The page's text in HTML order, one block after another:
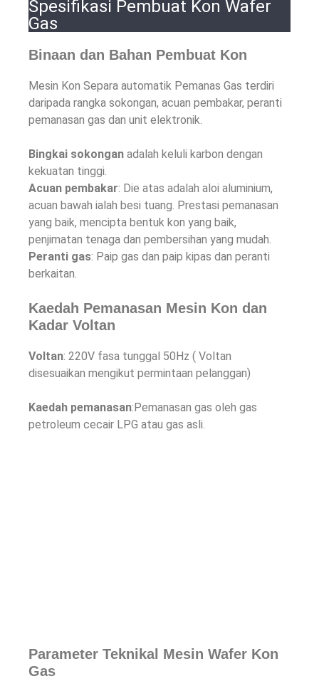
Spesifikasi Pembuat Kon Wafer
Gas
Binaan dan Bahan Pembuat Kon
Mesin Kon Separa automatik Pemanas Gas terdiri
daripada rangka sokongan, acuan pembakar, peranti
pemanasan gas dan unit elektronik.
Bingkai sokongan adalah keluli karbon dengan
kekuatan tinggi.
Acuan pembakar: Die atas adalah aloi aluminium,
acuan bawah ialah besi tuang. Prestasi pemanasan
yang baik, mencipta bentuk kon yang baik,
penjimatan tenaga dan pembersihan yang mudah.
Peranti gas: Paip gas dan paip kipas dan peranti
berkaitan.
Kaedah Pemanasan Mesin Kon dan
Kadar Voltan
Voltan: 220V fasa tunggal 50Hz ( Voltan
disesuaikan mengikut permintaan pelanggan)
Kaedah pemanasan:Pemanasan gas oleh gas
petroleum cecair LPG atau gas asli.
Parameter Teknikal Mesin Wafer Kon
Gas